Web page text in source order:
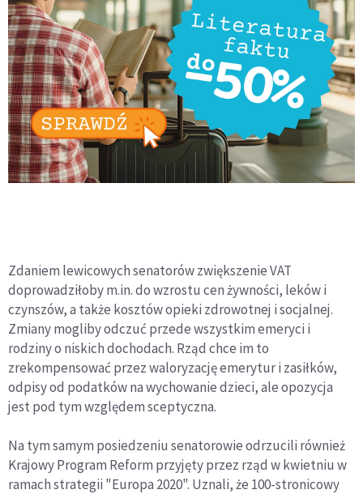
Zdaniem lewicowych senatorów zwiększenie VAT
doprowadziłoby m.in. do wzrostu cen żywności, leków i
czynszów, a także kosztów opieki zdrowotnej i socjalnej.
Zmiany mogliby odczuć przede wszystkim emeryci i
rodziny o niskich dochodach. Rząd chce im to
zrekompensować przez waloryzację emerytur i zasiłków,
odpisy od podatków na wychowanie dzieci, ale opozycja
jest pod tym względem sceptyczna.
Na tym samym posiedzeniu senatorowie odrzucili również
Krajowy Program Reform przyjęty przez rząd w kwietniu w
ramach strategii "Europa 2020". Uznali, że 100-stronicowy